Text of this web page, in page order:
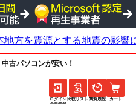
古パソコンが安い！
ログイン 比較リスト 閲覧履歴 カート